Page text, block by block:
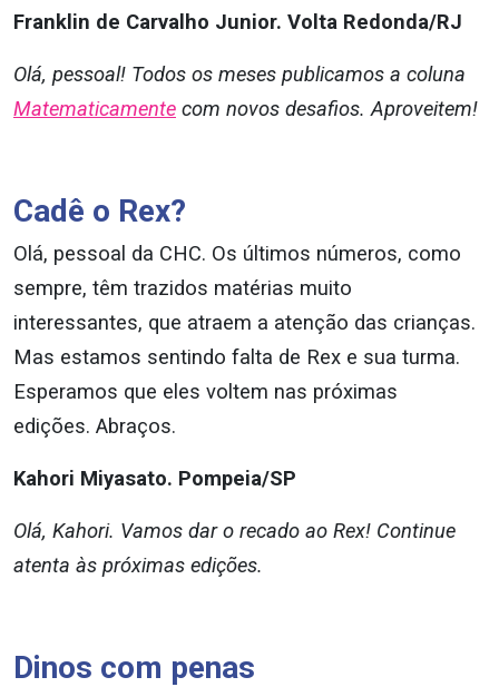
Franklin de Carvalho Junior. Volta Redonda/RJ
Olá, pessoal! Todos os meses publicamos a coluna
Matematicamente com novos desafios. Aproveitem!
Cadê o Rex?
Olá, pessoal da CHC. Os últimos números, como
sempre, têm trazidos matérias muito
interessantes, que atraem a atenção das crianças.
Mas estamos sentindo falta de Rex e sua turma.
Esperamos que eles voltem nas próximas
edições. Abraços.
Kahori Miyasato. Pompeia/SP
Olá, Kahori. Vamos dar o recado ao Rex! Continue
atenta às próximas edições.
Dinos com penas